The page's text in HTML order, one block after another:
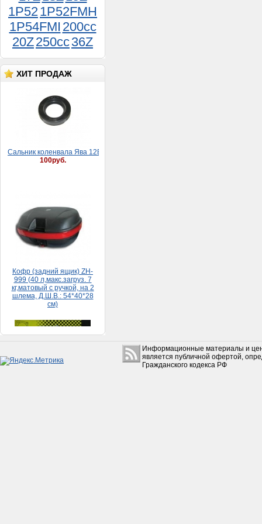
1P521P52FMH
1P54FMI 200cc
20Z250cc36Z
ХИТ ПРОДАЖ
Сaльник коленвaлa Явa 12В (30*52*8)
100руб.
Кофр (задний ящик) ZH-
999 (40 л,макс.загруз. 7
кг,матовый с ручкой, на 2
шлема, Д.Ш.В.: 54*40*28
см)
Набор прокладок HONDA
Информационные материалы и
является публичной офертой,
Гражданского кодекса РФ